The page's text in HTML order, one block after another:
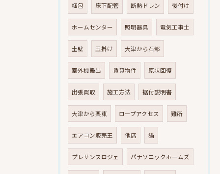
梱包 床下配管 断熱ドレン 後付け
ホームセンター 照明器具 電気工事士
土壁 玉掛け 大津から石部
室外機搬出 賃貸物件 原状回復
出張買取 施工方法 据付説明書
大津から栗東 ロープアクセス 難所
エアコン販売王 他店 猫
プレサンスロジェ パナソニックホームズ